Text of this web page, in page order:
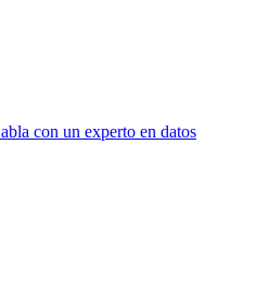
con un experto en datos